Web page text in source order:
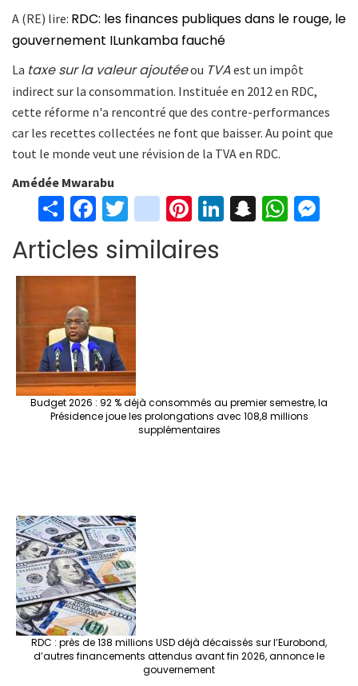
A (RE) lire: RDC: les finances publiques dans le rouge, le
gouvernement ILunkamba fauché
La taxe sur la valeur ajoutéeou TVAest un impôt
indirect sur la consommation. Instituée en 2012 en RDC,
cette réforme n'a rencontré que des contre-performances
car les recettes collectées ne font que baisser. Au point que
tout le monde veut une révision de la TVA en RDC.
Amédée Mwarabu
S
h
ar
e
Fa
ce
b
o
k
T
wi
tt
er
in
st
ag
Pi
er
Li S W
Articles similaires
Budget 2026 : 92 % déjà consommés au premier semestre, la
Présidence joue les prolongations avec 108,8 millions
supplémentaires
RDC : près de 138 millions USD déjà décaissés sur l’Eurobond,
d’autres financements attendus avant fin 2026, annonce le
gouvernement